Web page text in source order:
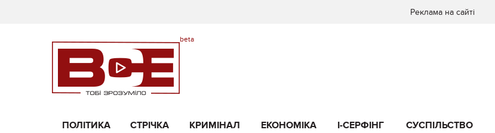
Реклама на сайті
ПОЛІТИКА СТРІЧКА КРИМІНАЛ ЕКОНОМІКА I-СЕРФІНГ СУСПІЛЬСТВО